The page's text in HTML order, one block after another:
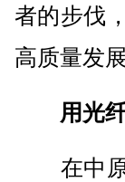
者的步伐
高质量发
用光
在中原